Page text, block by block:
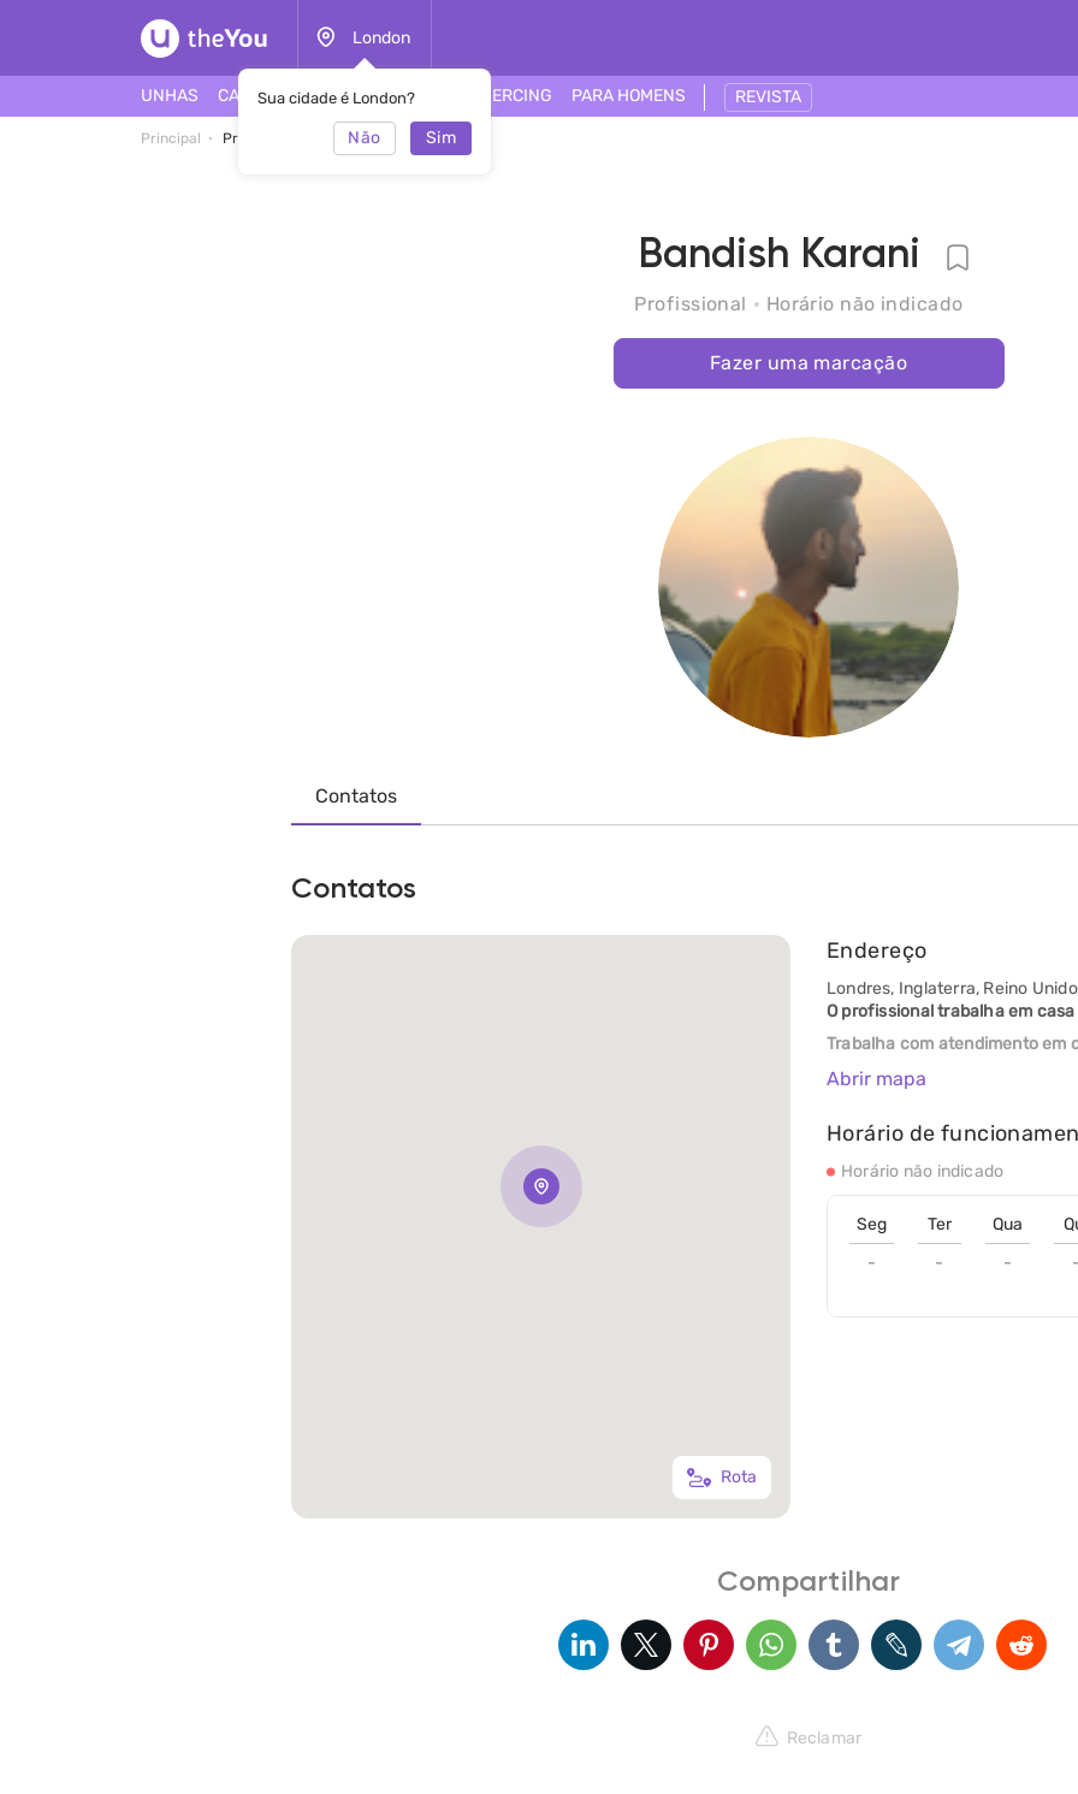
London
Sua cidade é London?
Não Sim
UNHAS CABELO ROSTO TATUAGEM PIERCING PARA HOMENS REVISTA
Principal Profissional Bandish
Bandish Karani
Profissional Horário não indicado
Fazer uma marcação
Contatos
Contatos
Rota
Endereço
Londres, Inglaterra, Reino
O profissional trabalha em casa
Trabalha com atendimento em
Abrir mapa
Horário de
Horário não indicado
Seg
-
Ter
-
Qua
-
-
Compartilhar
Reclamar